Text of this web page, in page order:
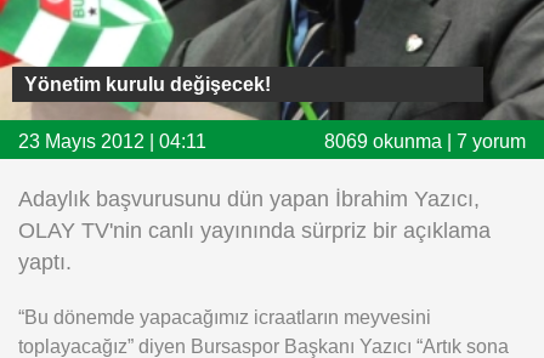
Fikstür
Facebook
Twitter
Instagram
iOS
Yönetim kurulu değişecek!
23 Mayıs 2012 | 04:11 8069 okunma | 7 yorum
Adaylık başvurusunu dün yapan İbrahim Yazıcı,
OLAY TV'nin canlı yayınında sürpriz bir açıklama
yaptı.
“Bu dönemde yapacağımız icraatların meyvesini
toplayacağız” diyen Bursaspor Başkanı Yazıcı “Artık sona